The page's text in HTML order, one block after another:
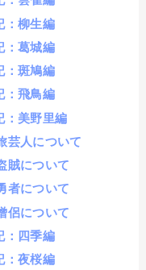
：柳生編
：葛城編
：斑鳩編
：飛鳥編
：美野里編
芸人について
賊について
者について
侶について
：四季編
：夜桜編